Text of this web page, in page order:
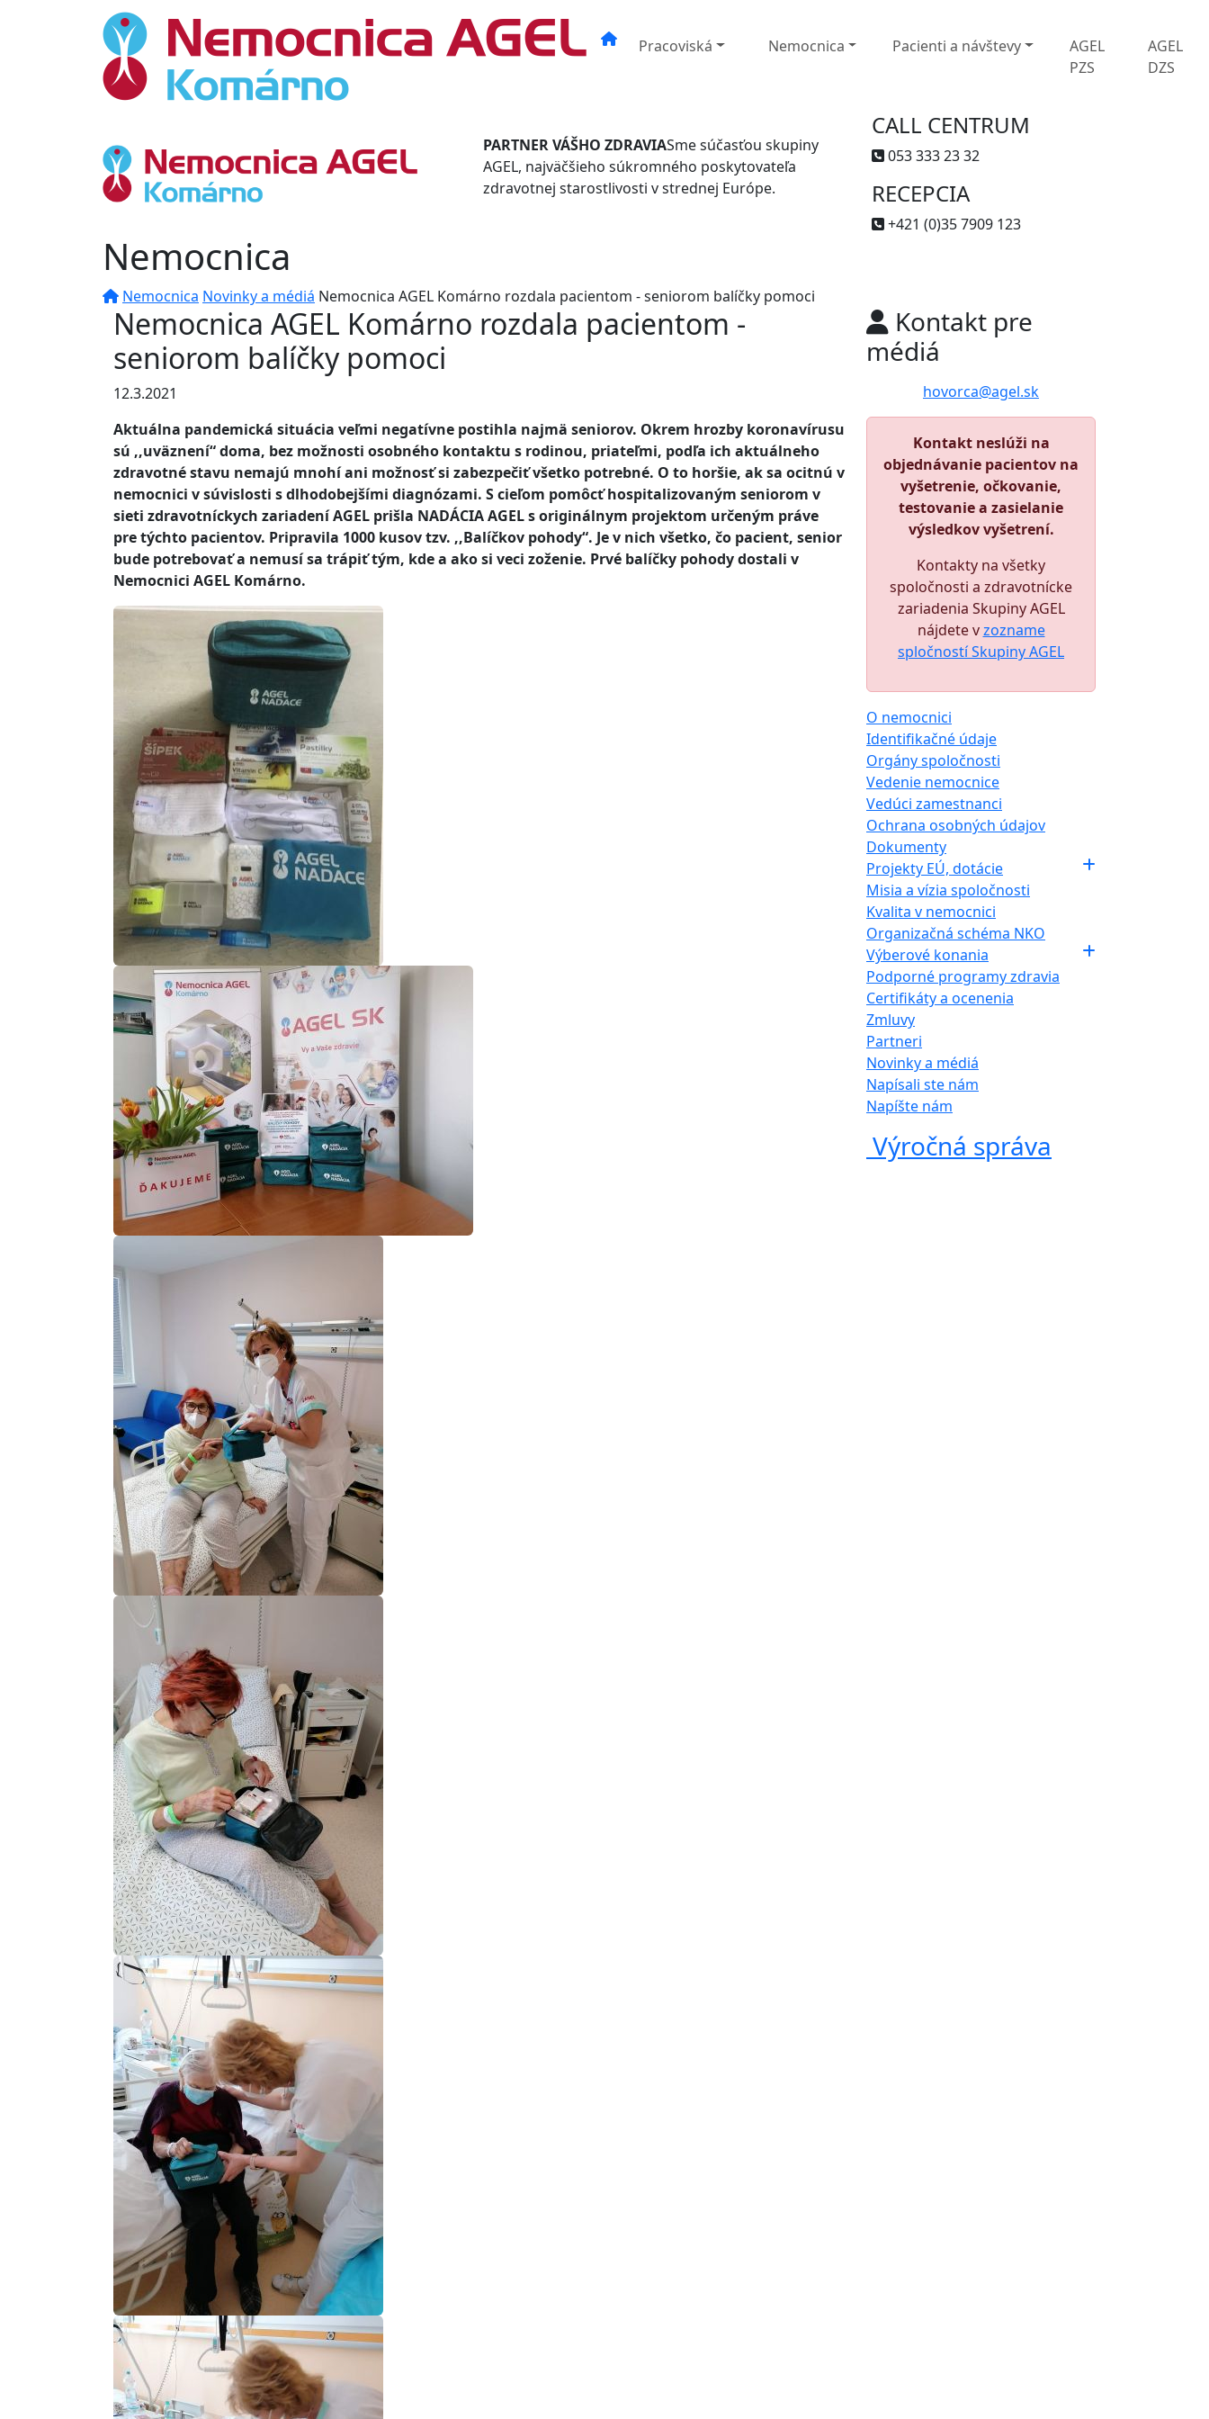
Pracoviská Nemocnica Pacienti a návštevy
AGEL
PZS
AGEL
DZS
PARTNER VÁŠHO ZDRAVIASme súčasťou skupiny
AGEL, najväčšieho súkromného poskytovateľa
zdravotnej starostlivosti v strednej Európe.
CALL CENTRUM
053 333 23 32
RECEPCIA
+421 (0)35 7909 123
Nemocnica
Nemocnica Novinky a médiá Nemocnica AGEL Komárno rozdala pacientom - seniorom balíčky pomoci
Nemocnica AGEL Komárno rozdala pacientom -
seniorom balíčky pomoci
12.3.2021
Aktuálna pandemická situácia veľmi negatívne postihla najmä seniorov. Okrem hrozby koronavírusu
sú ,,uväznení“ doma, bez možnosti osobného kontaktu s rodinou, priateľmi, podľa ich aktuálneho
zdravotné stavu nemajú mnohí ani možnosť si zabezpečiť všetko potrebné. O to horšie, ak sa ocitnú v
nemocnici v súvislosti s dlhodobejšími diagnózami. S cieľom pomôcť hospitalizovaným seniorom v
sieti zdravotníckych zariadení AGEL prišla NADÁCIA AGEL s originálnym projektom určeným práve
pre týchto pacientov. Pripravila 1000 kusov tzv. ,,Balíčkov pohody“. Je v nich všetko, čo pacient, senior
bude potrebovať a nemusí sa trápiť tým, kde a ako si veci zoženie. Prvé balíčky pohody dostali v
Nemocnici AGEL Komárno.
Kontakt pre
médiá
hovorca@agel.sk
Kontakt neslúži na
objednávanie pacientov na
vyšetrenie, očkovanie,
testovanie a zasielanie
výsledkov vyšetrení.
Kontakty na všetky
spoločnosti a zdravotnícke
zariadenia Skupiny AGEL
nájdete vzozname
spločností Skupiny AGEL
O nemocnici
Identifikačné údaje
Orgány spoločnosti
Vedenie nemocnice
Vedúci zamestnanci
Ochrana osobných údajov
Dokumenty
Projekty EÚ, dotácie
Misia a vízia spoločnosti
Kvalita v nemocnici
Organizačná schéma NKO
Výberové konania
Podporné programy zdravia
Certifikáty a ocenenia
Zmluvy
Partneri
Novinky a médiá
Napísali ste nám
Napíšte nám
Výročná správa